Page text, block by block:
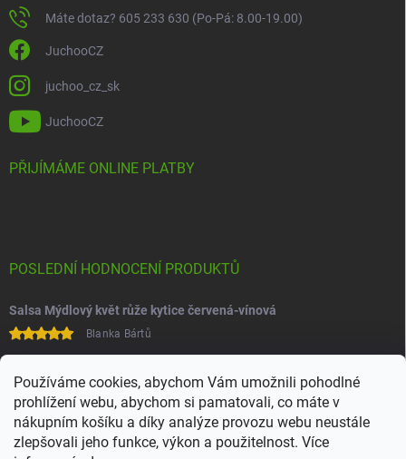
Používáme cookies, abychom Vám umožnili pohodlné
prohlížení webu, abychom si pamatovali, co máte v
nákupním košíku a díky analýze provozu webu neustále
zlepšovali jeho funkce, výkon a použitelnost. Více
Máte dotaz? 605 233 630 (Po-Pá: 8.00-19.00)
JuchooCZ
juchoo_cz_sk
JuchooCZ
PŘIJÍMÁME ONLINE PLATBY
POSLEDNÍ HODNOCENÍ PRODUKTŮ
Salsa Mýdlový květ růže kytice červená-vínová
Blanka Bártů